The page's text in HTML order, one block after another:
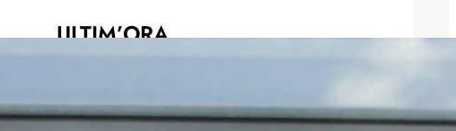
ULTIM’ORA
29 Maggio 2026